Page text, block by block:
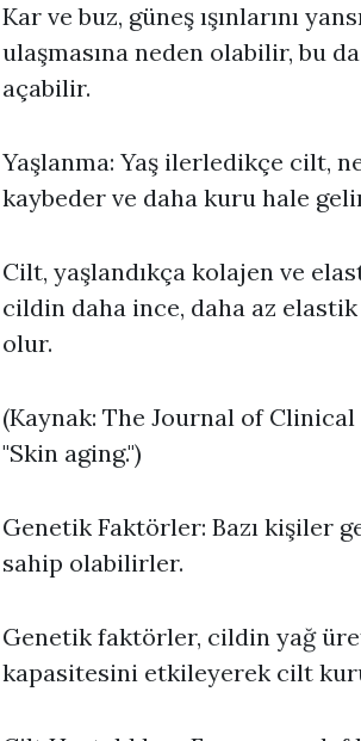
Kar ve buz, güneş ışınlarını
ulaşmasına neden olabilir, bu
açabilir.
Yaşlanma: Yaş ilerledikçe cilt,
kaybeder ve daha kuru hale
Cilt, yaşlandıkça kolajen ve
cildin daha ince, daha az
olur.
(Kaynak: The Journal of
"Skin aging.")
Genetik Faktörler: Bazı kişiler
sahip olabilirler.
Genetik faktörler, cildin yağ
kapasitesini etkileyerek cilt